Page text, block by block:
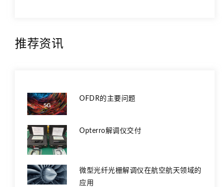
推荐资讯
OFDR的主要问题
Opterro解调仪交付
微型光纤光栅解调仪在航空航天领域的
应用